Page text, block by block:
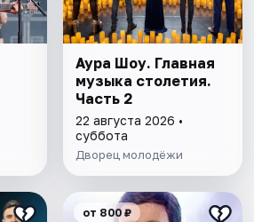
Аура Шоу. Главная
музыка столетия.
Часть 2
22 августа 2026 •
суббота
Дворец молодёжи
от 800 ₽